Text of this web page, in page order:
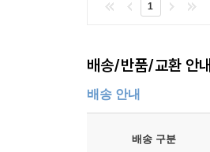
1
배송/반품/교환 안내
배송 안내
배송 구분